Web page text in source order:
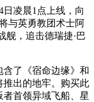
日凌晨1点上线，向
与英勇教团术士阿
舰，追击德瑞捷·巴
含了《宿命边缘》和
推出的地牢。购买此
首领异域飞船、星